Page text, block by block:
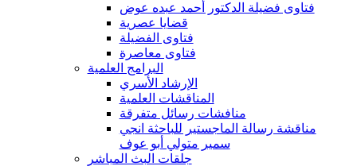
فتاوى فضيلة الدكتور أحمد عبده عوض
قضايا عصرية
فتاوى الفضيلة
فتاوى معاصرة
البرامج العلمية
الإرشاد الأسري
المناقشات العلمية
منافشات رسائل متفرقة
مناقشة رسالة الماجستير للباحثة انجي
سمير متولي أبو عوف
جلقات البث المباشر